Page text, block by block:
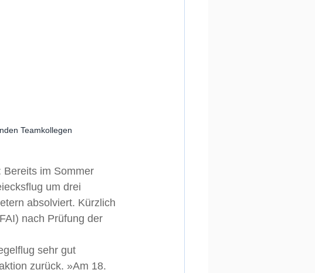
Teamkollegen
Bereits im Sommer
um drei
absolviert. Kürzlich
nach Prüfung der
sehr gut
zurück. »Am 18.